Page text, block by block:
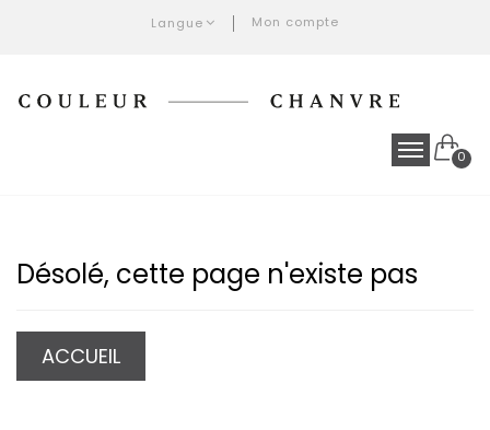
Langue Mon compte
0
Désolé, cette page n'existe pas
ACCUEIL